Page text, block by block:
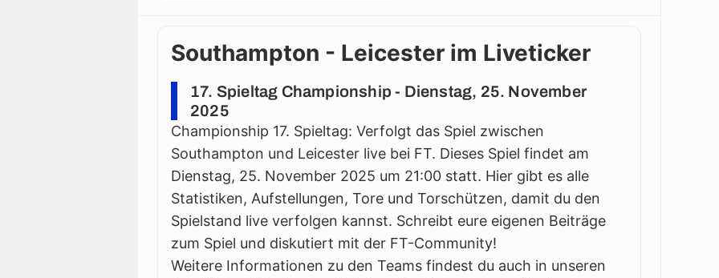
Southampton - Leicester im Liveticker
17. Spieltag Championship - Dienstag, 25. November
2025
Championship 17. Spieltag: Verfolgt das Spiel zwischen
Southampton und Leicester live bei FT. Dieses Spiel findet am
Dienstag, 25. November 2025 um 21:00 statt. Hier gibt es alle
Statistiken, Aufstellungen, Tore und Torschützen, damit du den
Spielstand live verfolgen kannst. Schreibt eure eigenen Beiträge
zum Spiel und diskutiert mit der FT-Community!
Weitere Informationen zu den Teams findest du auch in unseren